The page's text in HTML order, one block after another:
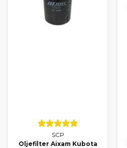
SCP
Oljefilter Aixam Kubota